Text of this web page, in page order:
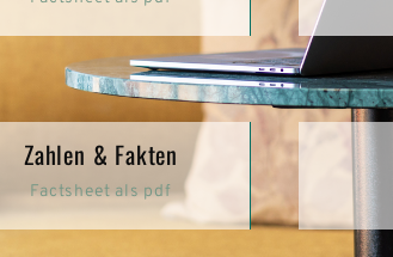
Zahlen & Fakten
Factsheet als pdf